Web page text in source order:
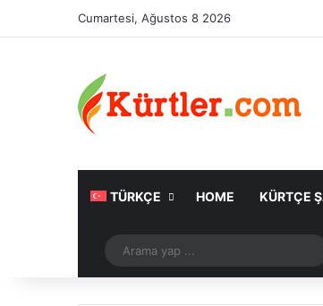
Cumartesi, Ağustos 8 2026
TÜRKÇE HOME KÜRTÇE
Rastgele Makale